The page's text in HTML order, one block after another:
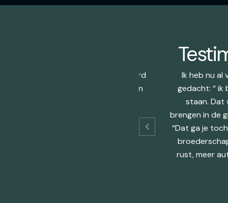
door vertraging en intentie gecreëerd
worden daar in openheid gedeeld en
Ik heb nu al
gedacht: “ ik
staan. Dat
brengen in de
“Dat ga je
rust, meer